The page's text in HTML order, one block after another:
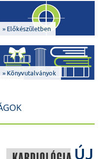
» Előkészületben
» Könyvutalványok
ÚJ